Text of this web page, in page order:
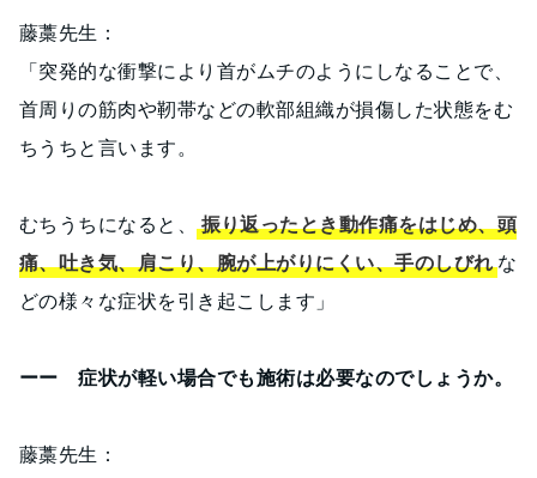
藤藁先生：
「突発的な衝撃により首がムチのようにしなることで、
首周りの筋肉や靭帯などの軟部組織が損傷した状態をむ
ちうちと言います。
むちうちになると、振り返ったとき動作痛をはじめ、頭
痛、吐き気、肩こり、腕が上がりにくい、手のしびれな
どの様々な症状を引き起こします」
ーー 症状が軽い場合でも施術は必要なのでしょうか。
藤藁先生：